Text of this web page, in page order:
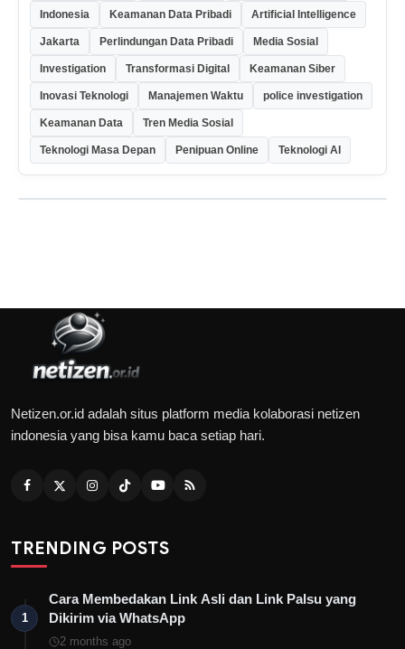
Indonesia Keamanan Data Pribadi Artificial Intelligence
Jakarta Perlindungan Data Pribadi Media Sosial
Investigation Transformasi Digital Keamanan Siber
Inovasi Teknologi Manajemen Waktu police investigation
Keamanan Data Tren Media Sosial
Teknologi Masa Depan Penipuan Online Teknologi AI
Netizen.or.id adalah situs platform media kolaborasi netizen
indonesia yang bisa kamu baca setiap hari.
TRENDING POSTS
1
Cara Membedakan Link Asli dan Link Palsu yang
Dikirim via WhatsApp
2 months ago